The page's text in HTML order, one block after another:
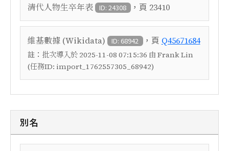
清代人物生卒年表 ID: 24308 ，頁 23410
維基數據 (Wikidata) ID: 68942 ，頁 Q45671684
註： 批次導入於 2025-11-08 07:15:36 由 Frank Lin
(任務ID: import_1762557305_68942)
別名